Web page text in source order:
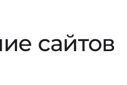
сайтов